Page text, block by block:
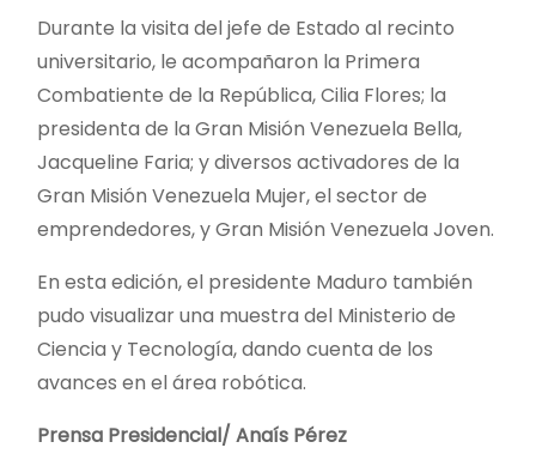
Durante la visita del jefe de Estado al recinto
universitario, le acompañaron la Primera
Combatiente de la República, Cilia Flores; la
presidenta de la Gran Misión Venezuela Bella,
Jacqueline Faria; y diversos activadores de la
Gran Misión Venezuela Mujer, el sector de
emprendedores, y Gran Misión Venezuela Joven.
En esta edición, el presidente Maduro también
pudo visualizar una muestra del Ministerio de
Ciencia y Tecnología, dando cuenta de los
avances en el área robótica.
Prensa Presidencial/ Anaís Pérez